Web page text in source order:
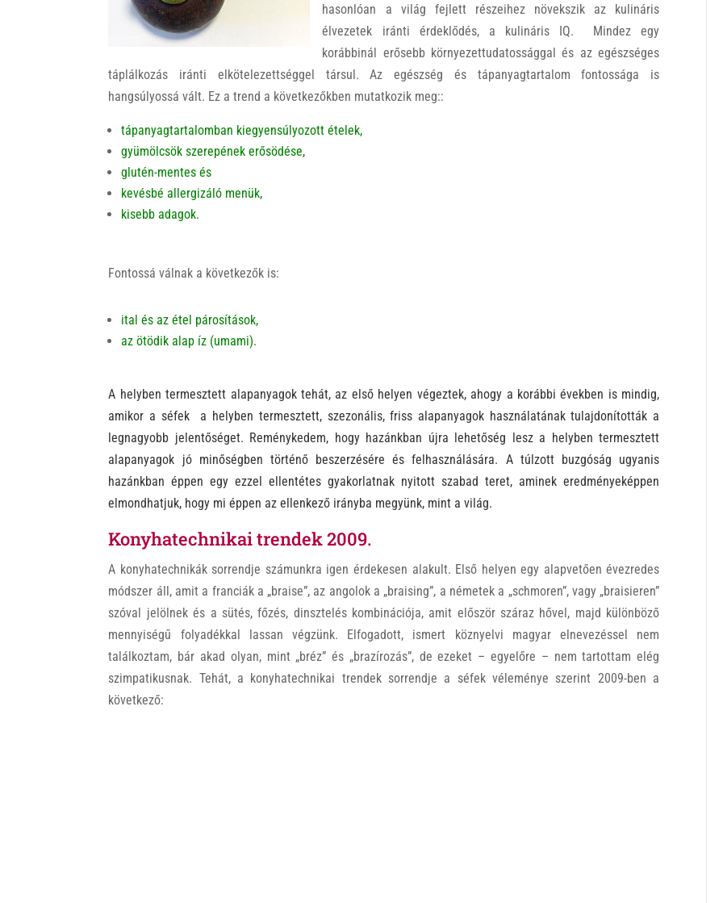
hasonlóan a világ fejlett részeihez növekszik az kulináris
élvezetek iránti érdeklődés, a kulináris IQ. Mindez egy
korábbinál erősebb környezettudatossággal és az egészséges
táplálkozás iránti elkötelezettséggel társul. Az egészség és tápanyagtartalom fontossága is
hangsúlyossá vált. Ez a trend a következőkben mutatkozik meg::
tápanyagtartalomban kiegyensúlyozott ételek,
gyümölcsök szerepének erősödése,
glutén-mentes és
kevésbé allergizáló menük,
kisebb adagok.
Fontossá válnak a következők is:
italés az étel párosítások,
az ötödik alap íz (umami).
A helyben termesztett alapanyagok tehát, az első helyen végeztek, ahogy a korábbi években is mindig,
amikor a séfek a helyben termesztett, szezonális, friss alapanyagok használatának tulajdonították a
legnagyobb jelentőséget. Reménykedem, hogy hazánkban újra lehetőség lesz a helyben termesztett
alapanyagok jó minőségben történő beszerzésére és felhasználására. A túlzott buzgóság ugyanis
hazánkban éppen egy ezzel ellentétes gyakorlatnak nyitott szabad teret, aminek eredményeképpen
elmondhatjuk, hogy mi éppen az ellenkező irányba megyünk, mint a világ.
Konyhatechnikai trendek 2009.
A konyhatechnikák sorrendje számunkra igen érdekesen alakult. Első helyen egy alapvetően évezredes
módszer áll, amit a franciák a „braise”, az angolok a „braising”, a németek a „schmoren”, vagy „braisieren”
szóval jelölnek és a sütés, főzés, dinsztelés kombinációja, amit először száraz hővel, majd különböző
mennyiségű folyadékkal lassan végzünk. Elfogadott, ismert köznyelvi magyar elnevezéssel nem
találkoztam, bár akad olyan, mint „bréz” és „brazírozás”, de ezeket – egyelőre – nem tartottam elég
szimpatikusnak. Tehát, a konyhatechnikai trendek sorrendje a séfek véleménye szerint 2009-ben a
következő: